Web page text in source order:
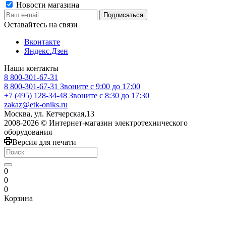
Новости магазина
Оставайтесь на связи
Вконтакте
Яндекс.Дзен
Наши контакты
8 800-301-67-31
8 800-301-67-31 Звоните с 9:00 до 17:00
+7 (495) 128-34-48 Звоните с 8:30 до 17:30
zakaz@etk-oniks.ru
Москва, ул. Кетчерская,13
2008-2026 © Интернет-магазин электротехнического
оборудования
Версия для печати
0
0
0
Корзина